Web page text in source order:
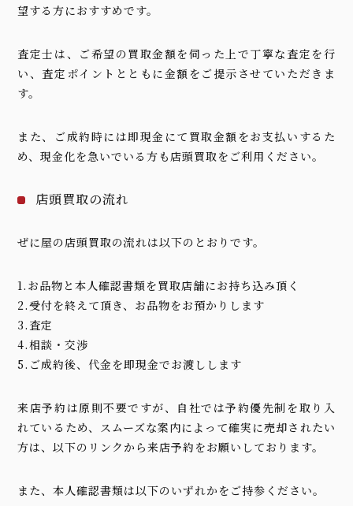
望する方におすすめです。
査定士は、ご希望の買取金額を伺った上で丁寧な査定を行
い、査定ポイントとともに金額をご提示させていただきま
す。
また、ご成約時には即現金にて買取金額をお支払いするた
め、現金化を急いでいる方も店頭買取をご利用ください。
店頭買取の流れ
ぜに屋の店頭買取の流れは以下のとおりです。
1.お品物と本人確認書類を買取店舗にお持ち込み頂く
2.受付を終えて頂き、お品物をお預かりします
3.査定
4.相談・交渉
5.ご成約後、代金を即現金でお渡しします
来店予約は原則不要ですが、自社では予約優先制を取り入
れているため、スムーズな案内によって確実に売却されたい
方は、以下のリンクから来店予約をお願いしております。
また、本人確認書類は以下のいずれかをご持参ください。